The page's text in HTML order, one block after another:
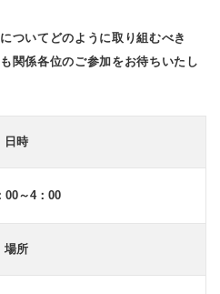
ついてどのように取り組むべき
関係各位のご参加をお待ちいたし
日時
00～4：00
場所